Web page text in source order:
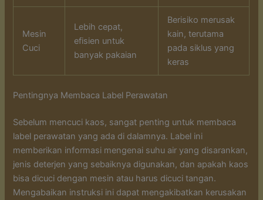
Mesin
Cuci
Lebih cepat,
efisien untuk
banyak pakaian
Berisiko merusak
kain, terutama
pada siklus yang
keras
Pentingnya Membaca Label Perawatan
Sebelum mencuci kaos, sangat penting untuk membaca
label perawatan yang ada di dalamnya. Label ini
memberikan informasi mengenai suhu air yang disarankan,
jenis deterjen yang sebaiknya digunakan, dan apakah kaos
bisa dicuci dengan mesin atau harus dicuci tangan.
Mengabaikan instruksi ini dapat mengakibatkan kerusakan